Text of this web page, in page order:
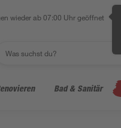
wieder ab 07:00 Uhr geöffnet
Bad & Sanitär